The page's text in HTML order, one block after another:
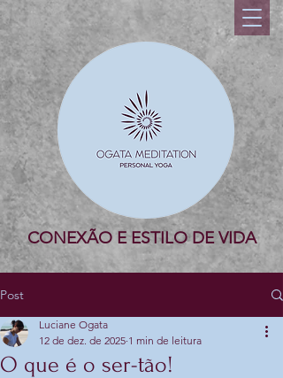
CONEXÃO E ESTILO DE VIDA
Post
O que é o ser-tão!
Luciane Ogata
12 de dez. de 2025 1 min de leitura